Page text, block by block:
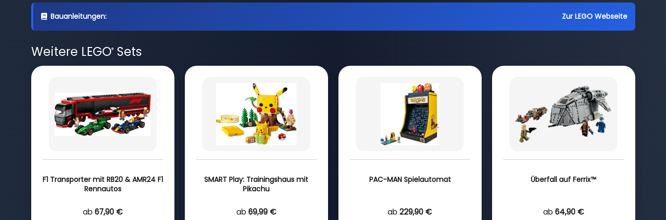
Bauanleitungen: Zur LEGO Webseite
Weitere LEGO®Sets
F1 Transporter mit RB20 & AMR24 F1
Rennautos
ab 67,90 €
SMART Play: Trainingshaus mit
Pikachu
ab 69,99 €
PAC-MAN Spielautomat
ab 229,90 €
Überfall auf Ferrix™
ab 64,90 €